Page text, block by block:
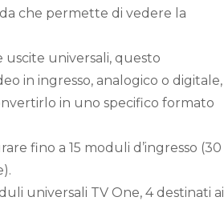
che permette di vedere la
uscite universali, questo
in ingresso, analogico o digitale,
in uno specifico formato
fino a 15 moduli d’ingresso (30
universali TV One, 4 destinati ai